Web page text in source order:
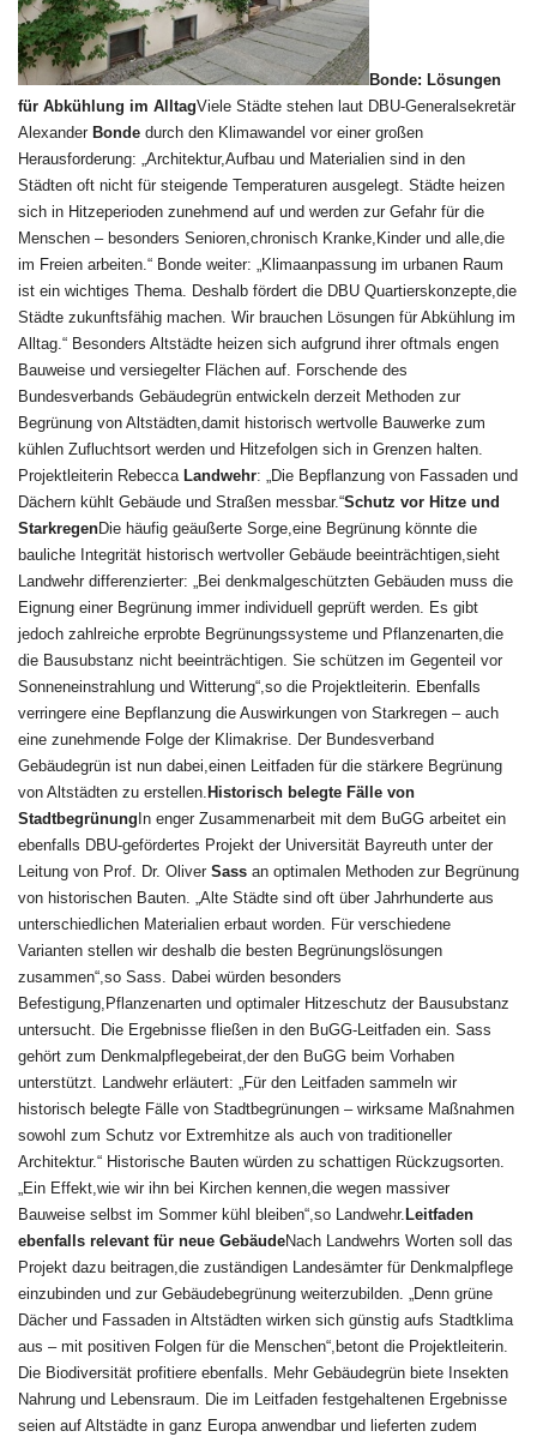
Bonde: Lösungen
für Abkühlung im AlltagViele Städte stehen laut DBU-Generalsekretär
Alexander Bonde durch den Klimawandel vor einer großen
Herausforderung: „Architektur,Aufbau und Materialien sind in den
Städten oft nicht für steigende Temperaturen ausgelegt. Städte heizen
sich in Hitzeperioden zunehmend auf und werden zur Gefahr für die
Menschen – besonders Senioren,chronisch Kranke,Kinder und alle,die
im Freien arbeiten.“ Bonde weiter: „Klimaanpassung im urbanen Raum
ist ein wichtiges Thema. Deshalb fördert die DBU Quartierskonzepte,die
Städte zukunftsfähig machen. Wir brauchen Lösungen für Abkühlung im
Alltag.“ Besonders Altstädte heizen sich aufgrund ihrer oftmals engen
Bauweise und versiegelter Flächen auf. Forschende des
Bundesverbands Gebäudegrün entwickeln derzeit Methoden zur
Begrünung von Altstädten,damit historisch wertvolle Bauwerke zum
kühlen Zufluchtsort werden und Hitzefolgen sich in Grenzen halten.
Projektleiterin Rebecca Landwehr: „Die Bepflanzung von Fassaden und
Dächern kühlt Gebäude und Straßen messbar.“Schutz vor Hitze und
StarkregenDie häufig geäußerte Sorge,eine Begrünung könnte die
bauliche Integrität historisch wertvoller Gebäude beeinträchtigen,sieht
Landwehr differenzierter: „Bei denkmalgeschützten Gebäuden muss die
Eignung einer Begrünung immer individuell geprüft werden. Es gibt
jedoch zahlreiche erprobte Begrünungssysteme und Pflanzenarten,die
die Bausubstanz nicht beeinträchtigen. Sie schützen im Gegenteil vor
Sonneneinstrahlung und Witterung“,so die Projektleiterin. Ebenfalls
verringere eine Bepflanzung die Auswirkungen von Starkregen – auch
eine zunehmende Folge der Klimakrise. Der Bundesverband
Gebäudegrün ist nun dabei,einen Leitfaden für die stärkere Begrünung
von Altstädten zu erstellen. Historisch belegte Fälle von
Stadtbegrünung In enger Zusammenarbeit mit dem BuGG arbeitet ein
ebenfalls DBU-gefördertes Projekt der Universität Bayreuth unter der
Leitung von Prof. Dr. Oliver Sass an optimalen Methoden zur Begrünung
von historischen Bauten. „Alte Städte sind oft über Jahrhunderte aus
unterschiedlichen Materialien erbaut worden. Für verschiedene
Varianten stellen wir deshalb die besten Begrünungslösungen
zusammen“,so Sass. Dabei würden besonders
Befestigung,Pflanzenarten und optimaler Hitzeschutz der Bausubstanz
untersucht. Die Ergebnisse fließen in den BuGG-Leitfaden ein. Sass
gehört zum Denkmalpflegebeirat,der den BuGG beim Vorhaben
unterstützt. Landwehr erläutert: „Für den Leitfaden sammeln wir
historisch belegte Fälle von Stadtbegrünungen – wirksame Maßnahmen
sowohl zum Schutz vor Extremhitze als auch von traditioneller
Architektur.“ Historische Bauten würden zu schattigen Rückzugsorten.
„Ein Effekt,wie wir ihn bei Kirchen kennen,die wegen massiver
Bauweise selbst im Sommer kühl bleiben“,so Landwehr. Leitfaden
ebenfalls relevant für neue GebäudeNach Landwehrs Worten soll das
Projekt dazu beitragen,die zuständigen Landesämter für Denkmalpflege
einzubinden und zur Gebäudebegrünung weiterzubilden. „Denn grüne
Dächer und Fassaden in Altstädten wirken sich günstig aufs Stadtklima
aus – mit positiven Folgen für die Menschen“,betont die Projektleiterin.
Die Biodiversität profitiere ebenfalls. Mehr Gebäudegrün biete Insekten
Nahrung und Lebensraum. Die im Leitfaden festgehaltenen Ergebnisse
seien auf Altstädte in ganz Europa anwendbar und lieferten zudem